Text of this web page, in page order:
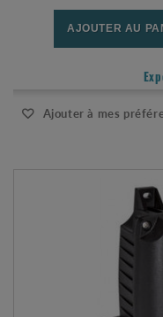
AJOUTER AU
Ajouter à mes